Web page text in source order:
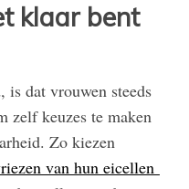
klaar bent
dat vrouwen steeds
zelf keuzes te maken
Zo kiezen
van hun eicellen